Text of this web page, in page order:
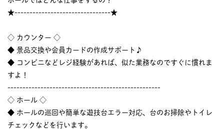
★--------------------------------★
◇ カウンター ◇
◆ 景品交換や会員カードの作成サポート♪
◆ コンビニなどレジ経験があれば、似た業務なのですぐに慣れま
すよ！
---------------------------------------------------
◇ ホール ◇
◆ ホールの巡回や簡単な遊技台エラー対応、台のお掃除やトイレ
チェックなどを行います。